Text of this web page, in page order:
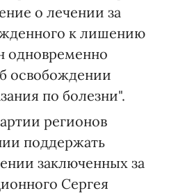
о лечении за
к лишению
одновременно
освобождении
по болезни".
регионов
поддержать
заключенных за
Сергея